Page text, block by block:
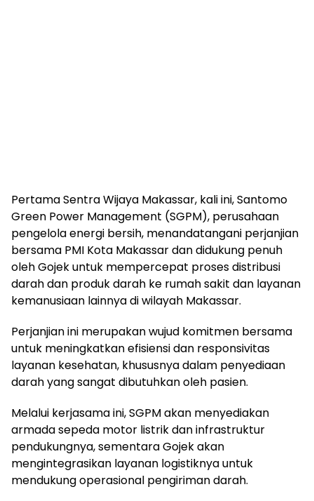
Pertama Sentra Wijaya Makassar, kali ini, Santomo
Green Power Management (SGPM), perusahaan
pengelola energi bersih, menandatangani perjanjian
bersama PMI Kota Makassar dan didukung penuh
oleh Gojek untuk mempercepat proses distribusi
darah dan produk darah ke rumah sakit dan layanan
kemanusiaan lainnya di wilayah Makassar.
Perjanjian ini merupakan wujud komitmen bersama
untuk meningkatkan efisiensi dan responsivitas
layanan kesehatan, khususnya dalam penyediaan
darah yang sangat dibutuhkan oleh pasien.
Melalui kerjasama ini, SGPM akan menyediakan
armada sepeda motor listrik dan infrastruktur
pendukungnya, sementara Gojek akan
mengintegrasikan layanan logistiknya untuk
mendukung operasional pengiriman darah.